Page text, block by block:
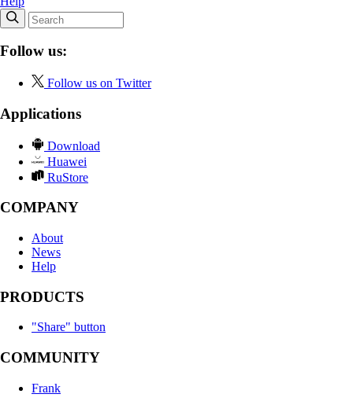
Follow us:
Follow us on Twitter
Applications
Download
Huawei
RuStore
COMPANY
About
News
Help
PRODUCTS
"Share" button
COMMUNITY
Frank